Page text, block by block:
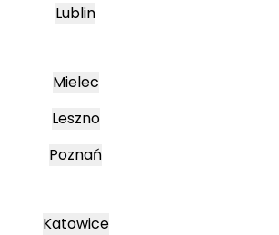
Lublin
Mielec
Leszno
Poznań
Katowice